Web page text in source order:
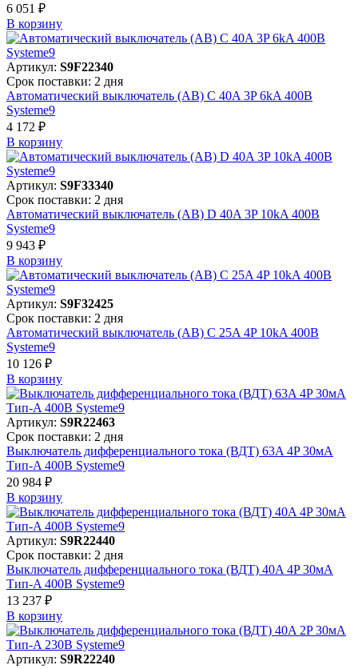
6 051 ₽
В корзинy
Артикул: S9F22340
Срок поставки: 2 дня
Автоматический выключатель (АВ) C 40A 3P 6kA 400В
Systeme9
4 172 ₽
В корзинy
Артикул: S9F33340
Срок поставки: 2 дня
Автоматический выключатель (АВ) D 40A 3P 10kA 400В
Systeme9
9 943 ₽
В корзинy
Артикул: S9F32425
Срок поставки: 2 дня
Автоматический выключатель (АВ) C 25A 4P 10kA 400В
Systeme9
10 126 ₽
В корзинy
Артикул: S9R22463
Срок поставки: 2 дня
Выключатель дифференциального тока (ВДТ) 63A 4P 30мА
Тип-A 400В Systeme9
20 984 ₽
В корзинy
Артикул: S9R22440
Срок поставки: 2 дня
Выключатель дифференциального тока (ВДТ) 40A 4P 30мА
Тип-A 400В Systeme9
13 237 ₽
В корзинy
Артикул: S9R22240